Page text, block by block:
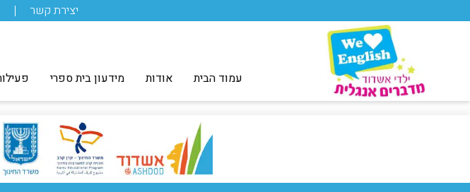
יצירת קשר
עמוד הבית אודות מידעון בית ספרי